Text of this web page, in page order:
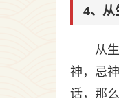
4、从
从
神，忌
话，那